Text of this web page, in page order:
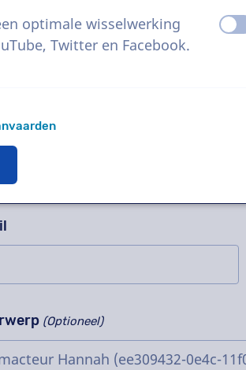
ons voor een vrijblijvende
complexe projecten of bestel
je dat 95% van alle vragen binnen
(Optioneel)
optimale wisselwerking
Twitter en Facebook.
uit